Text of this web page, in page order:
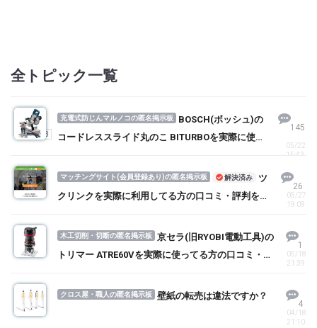
全トピック一覧
充電式防じんマルノコの匿名掲示板
BOSCH(ボッシュ)の
コードレススライド丸のこ BITURBOを実際に使っ
1 2 3
145
05/22
15:43
マッチングサイト(会員登録あり)の匿名掲示板 解決済み
ツ
クリンクを実際に利用してる方の口コミ・評判を求
26
05/27
19:09
木工切削・切断の匿名掲示板
京セラ(旧RYOBI電動工具)の
トリマー ATRE60Vを実際に使ってる方の口コミ・評
1
05/18
21:39
クロス屋・職人の匿名掲示板 壁紙の転売は違法ですか？
4
04/18
21:10